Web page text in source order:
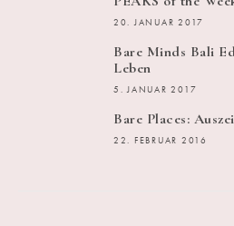
20. JANUAR 2017
Bare Minds Bali
Leben
5. JANUAR 2017
Bare Places:
22. FEBRUAR 2016